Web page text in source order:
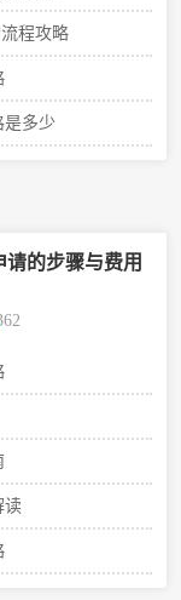
程攻略
是多少
的步骤与费用
读